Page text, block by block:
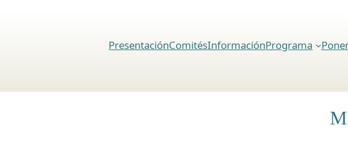
PresentaciónComitésInformaciónPrograma